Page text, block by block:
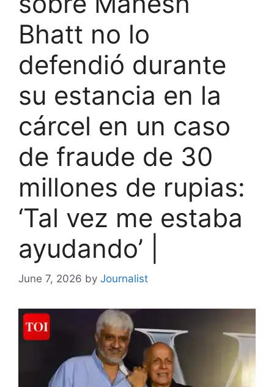
Bhatt no lo
defendió durante
su estancia en la
cárcel en un caso
de fraude de 30
millones de rupias:
‘Tal vez me estaba
ayudando’ |
June 7, 2026 by Journalist